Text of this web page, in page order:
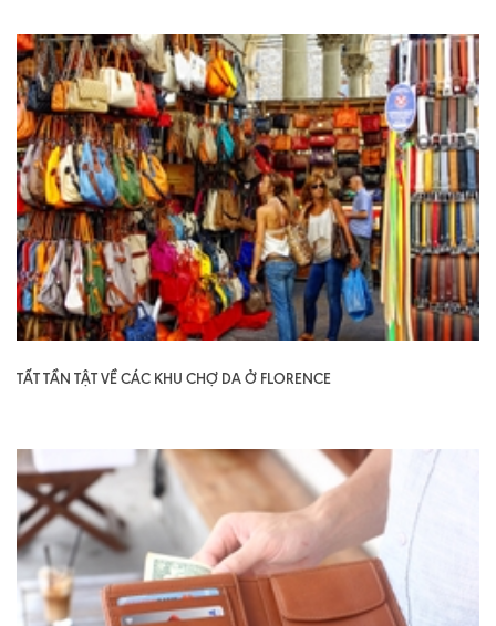
TẤT TẦN TẬT VỀ CÁC KHU CHỢ DA Ở FLORENCE